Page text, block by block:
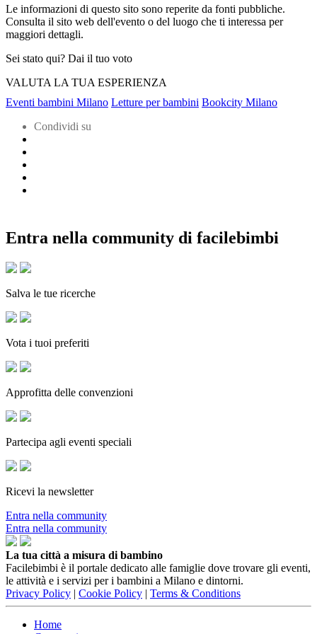
Le informazioni di questo sito sono reperite da fonti pubbliche.
Consulta il sito web dell'evento o del luogo che ti interessa per
maggiori dettagli.
Sei stato qui? Dai il tuo voto
VALUTA LA TUA ESPERIENZA
Eventi bambini Milano Letture per bambini Bookcity Milano
Condividi su
Entra nella community di facilebimbi
Salva le tue ricerche
Vota i tuoi preferiti
Approfitta delle convenzioni
Partecipa agli eventi speciali
Ricevi la newsletter
Entra nella community
Entra nella community
La tua città a misura di bambino
Facilebimbi è il portale dedicato alle famiglie dove trovare gli eventi,
le attività e i servizi per i bambini a Milano e dintorni.
Privacy Policy | Cookie Policy | Terms & Conditions
Home